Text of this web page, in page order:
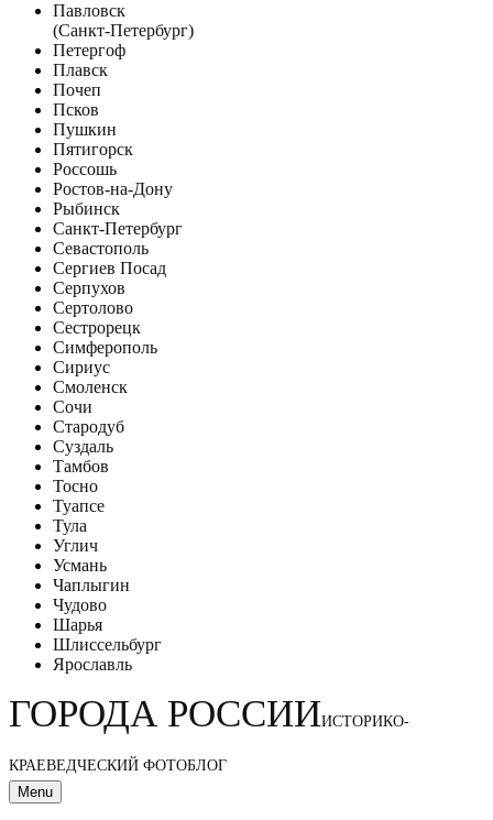
Павловск
(Санкт-Петербург)
Петергоф
Плавск
Почеп
Псков
Пушкин
Пятигорск
Россошь
Ростов-на-Дону
Рыбинск
Санкт-Петербург
Севастополь
Сергиев Посад
Серпухов
Сертолово
Сестрорецк
Симферополь
Сириус
Смоленск
Сочи
Стародуб
Суздаль
Тамбов
Тосно
Туапсе
Тула
Углич
Усмань
Чаплыгин
Чудово
Шарья
Шлиссельбург
Ярославль
ГОРОДА РОССИИИСТОРИКО-
КРАЕВЕДЧЕСКИЙ ФОТОБЛОГ
Menu